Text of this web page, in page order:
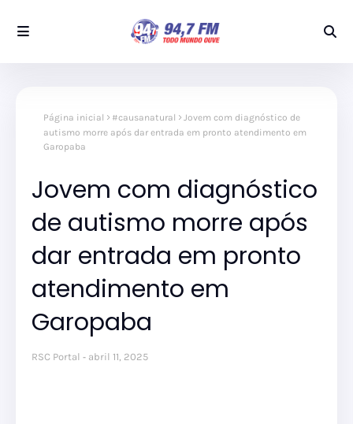
Página inicial #causanatural
Jovem com diagnóstico de
autismo morre após dar entrada em pronto atendimento em
Garopaba
Jovem com diagnóstico
de autismo morre após
dar entrada em pronto
atendimento em
Garopaba
RSC Portal abril 11, 2025